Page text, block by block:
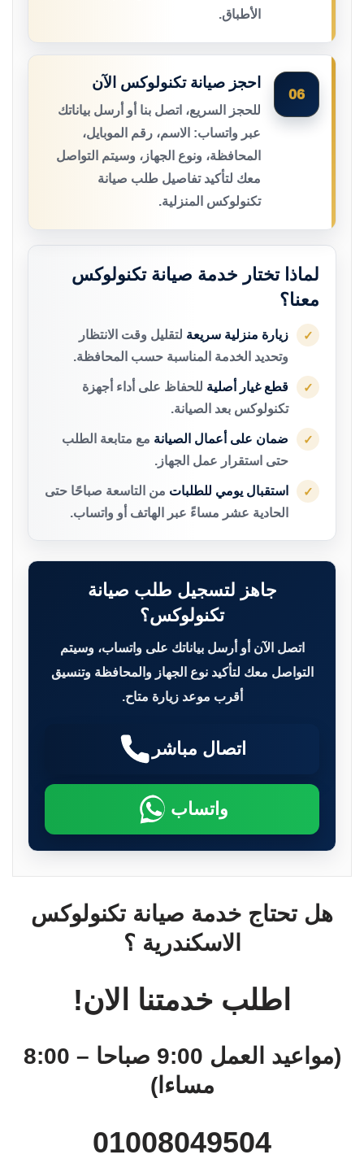
الأطباق.
06
احجز صيانة تكنولوكس الآن
للحجز السريع، اتصل بنا أو أرسل بياناتك
عبر واتساب: الاسم، رقم الموبايل،
المحافظة، ونوع الجهاز، وسيتم التواصل
معك لتأكيد تفاصيل طلب صيانة
تكنولوكس المنزلية.
لماذا تختار خدمة صيانة تكنولوكس
معنا؟
✓ زيارة منزلية سريعة لتقليل وقت الانتظار
وتحديد الخدمة المناسبة حسب المحافظة.
✓ قطع غيار أصلية للحفاظ على أداء أجهزة
تكنولوكس بعد الصيانة.
✓ ضمان على أعمال الصيانة مع متابعة الطلب
حتى استقرار عمل الجهاز.
✓ استقبال يومي للطلبات من التاسعة صباحًا حتى
الحادية عشر مساءً عبر الهاتف أو واتساب.
جاهز لتسجيل طلب صيانة
تكنولوكس؟
اتصل الآن أو أرسل بياناتك على واتساب، وسيتم
التواصل معك لتأكيد نوع الجهاز والمحافظة وتنسيق
أقرب موعد زيارة متاح.
اتصال مباشر
واتساب
هل تحتاج خدمة صيانة تكنولوكس
الاسكندرية ؟
اطلب خدمتنا الان!
(مواعيد العمل 9:00 صباحا – 8:00
مساءا)
01008049504